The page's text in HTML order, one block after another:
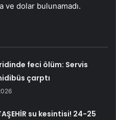
dolar bulunamadı.
feci ölüm: Servis
çarptı
su kesintisi! 24-25